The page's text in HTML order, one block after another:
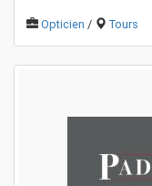
Opticien / Tours